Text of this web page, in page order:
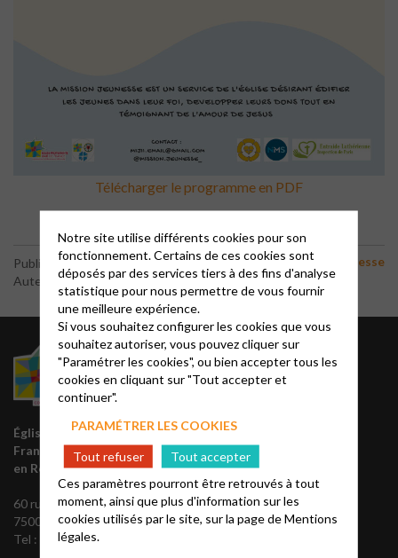
Télécharger le programme en PDF
Publié le 3 septembre 2022
Auteur : Marion Heyl
Articles service jeunesse
Église protestante unie de
France
en Région parisienne
60 rue Rodier
75009 Paris
Tel : 01 45 35 63 00
RADIO
région, grâce à nos
émissions sur Fréquence
protestante.
Notre site utilise différents cookies pour son
fonctionnement. Certains de ces cookies sont
déposés par des services tiers à des fins d'analyse
statistique pour nous permettre de vous fournir
une meilleure expérience.
Si vous souhaitez configurer les cookies que vous
souhaitez autoriser, vous pouvez cliquer sur
"Paramétrer les cookies", ou bien accepter tous les
cookies en cliquant sur "Tout accepter et
continuer".
PARAMÉTRER LES COOKIES
Tout refuser
Tout accepter
Ces paramètres pourront être retrouvés à tout
moment, ainsi que plus d'information sur les
cookies utilisés par le site, sur la page deMentions
légales.